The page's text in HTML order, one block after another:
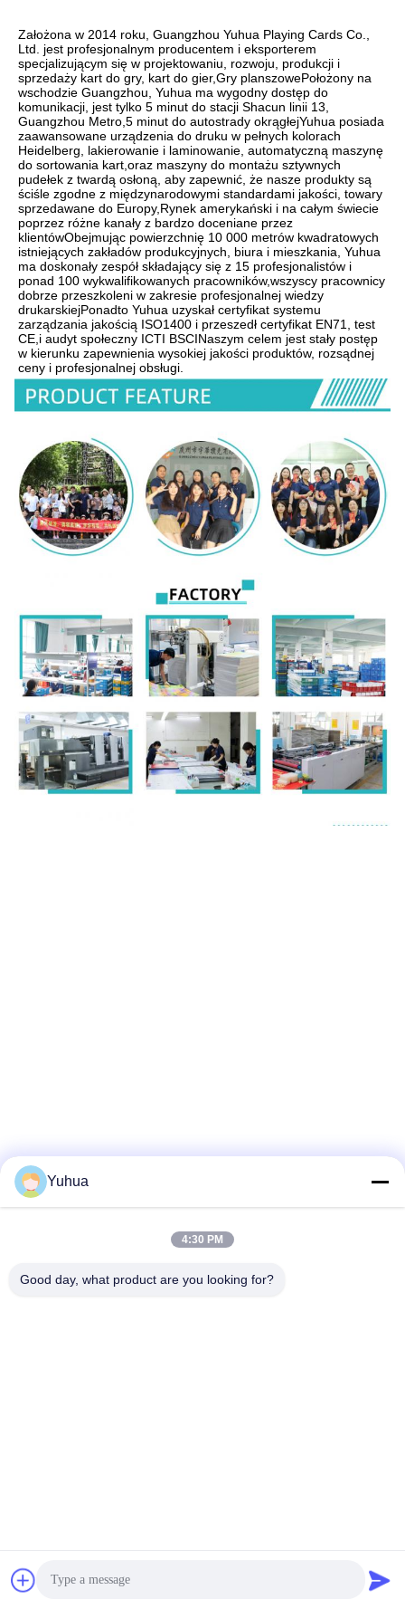
Założona w 2014 roku, Guangzhou Yuhua Playing Cards Co.,
Ltd. jest profesjonalnym producentem i eksporterem
specjalizującym się w projektowaniu, rozwoju, produkcji i
sprzedaży kart do gry, kart do gier,Gry planszowePołożony na
wschodzie Guangzhou, Yuhua ma wygodny dostęp do
komunikacji, jest tylko 5 minut do stacji Shacun linii 13,
Guangzhou Metro,5 minut do autostrady okrągłejYuhua posiada
zaawansowane urządzenia do druku w pełnych kolorach
Heidelberg, lakierowanie i laminowanie, automatyczną maszynę
do sortowania kart,oraz maszyny do montażu sztywnych
pudełek z twardą osłoną, aby zapewnić, że nasze produkty są
ściśle zgodne z międzynarodowymi standardami jakości, towary
sprzedawane do Europy,Rynek amerykański i na całym świecie
poprzez różne kanały z bardzo doceniane przez
klientówObejmując powierzchnię 10 000 metrów kwadratowych
istniejących zakładów produkcyjnych, biura i mieszkania, Yuhua
ma doskonały zespół składający się z 15 profesjonalistów i
ponad 100 wykwalifikowanych pracowników,wszyscy pracownicy
dobrze przeszkoleni w zakresie profesjonalnej wiedzy
drukarskiejPonadto Yuhua uzyskał certyfikat systemu
zarządzania jakością ISO1400 i przeszedł certyfikat EN71, test
CE,i audyt społeczny ICTI BSCINaszym celem jest stały postęp
w kierunku zapewnienia wysokiej jakości produktów, rozsądnej
ceny i profesjonalnej obsługi.
Yuhua
4:30 PM
Good day, what product are you looking for?